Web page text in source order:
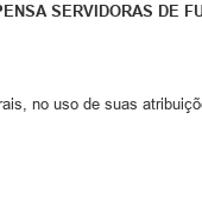
SERVIDORAS DE
no uso de suas